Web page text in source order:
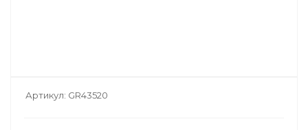
Артикул: GR43520